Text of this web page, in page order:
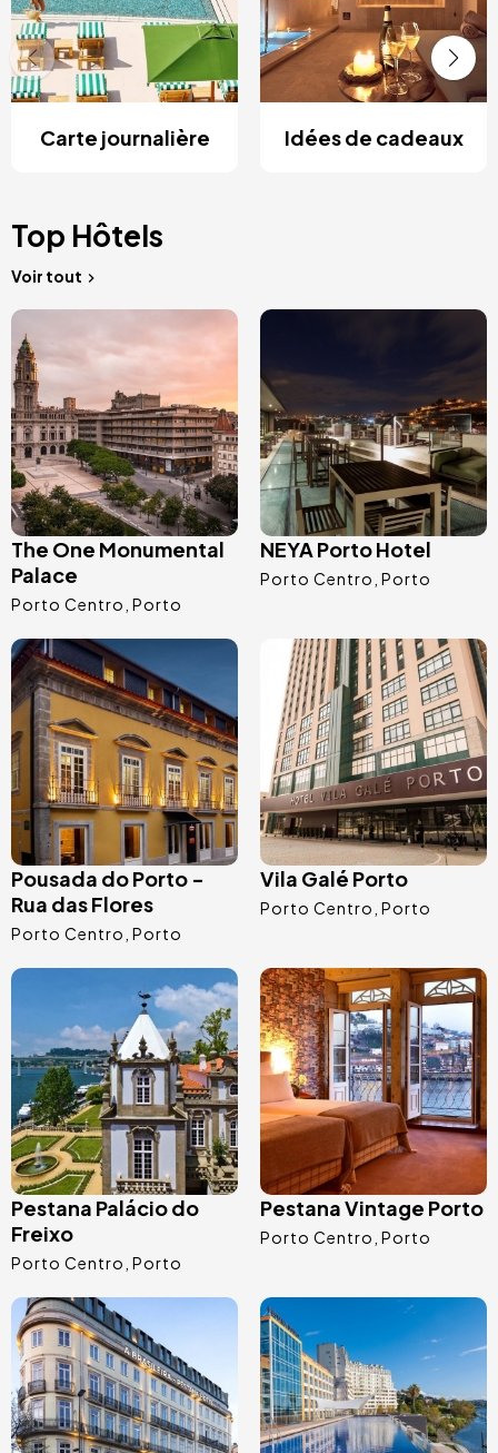
Carte journalière Idées de cadeaux
Top Hôtels
Voir tout
Image
The One Monumental
Palace
Porto Centro Porto
NEYA Porto Hotel
Porto Centro Porto
Image
Pousada do Porto -
Rua das Flores
Porto Centro Porto
Image
Vila Galé Porto
Porto Centro Porto
Image
Pestana Palácio do
Freixo
Porto Centro Porto
Image
Pestana Vintage Porto
Porto Centro Porto
Image Image